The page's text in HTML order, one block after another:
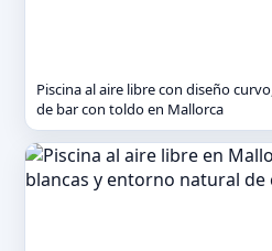
Piscina al aire libre con diseño
de bar con toldo en Mallorca